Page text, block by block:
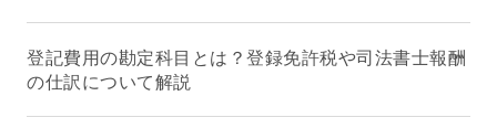
登記費用の勘定科目とは？登録免許税や司法書士報酬
の仕訳について解説